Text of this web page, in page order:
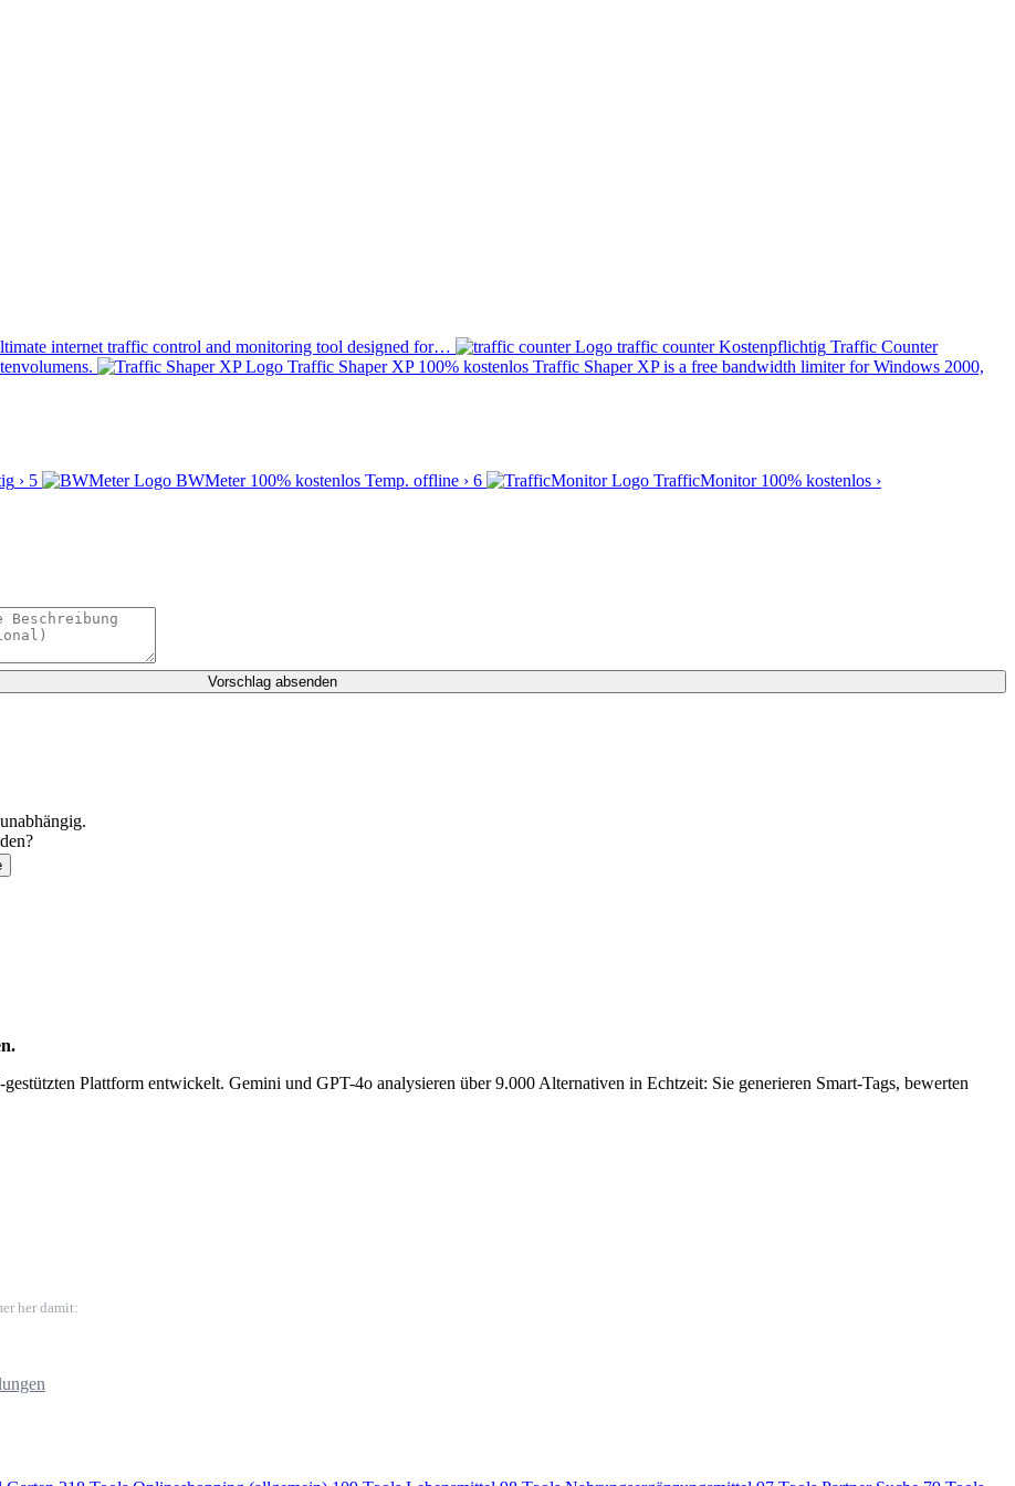
internet traffic control and monitoring tool designed for… traffic counter Kostenpflichtig Traffic Counter
Traffic Shaper XP 100% kostenlos Traffic Shaper XP is a free bandwidth limiter for Windows 2000,
› 5 BWMeter 100% kostenlos Temp. offline › 6 TrafficMonitor 100% kostenlos ›
Vorschlag absenden
Plattform entwickelt. Gemini und GPT-4o analysieren über 9.000 Alternativen in Echtzeit: Sie generieren Smart-Tags, bewerten
her damit: